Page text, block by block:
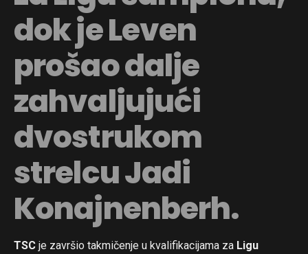
dok je Leven
prošao dalje
zahvaljujući
dvostrukom
strelcu Jadi
Konajnenberh.
TSC je završio takmičenje u kvalifikacijama za Ligu